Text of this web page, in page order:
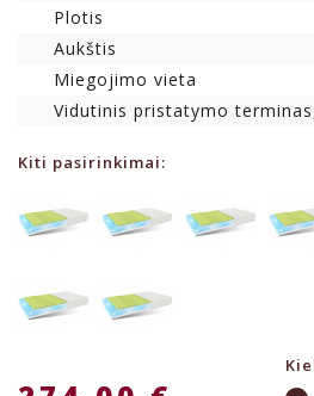
Plotis
Aukštis
Miegojimo vieta
Vidutinis pristatymo
Kiti pasirinkimai: